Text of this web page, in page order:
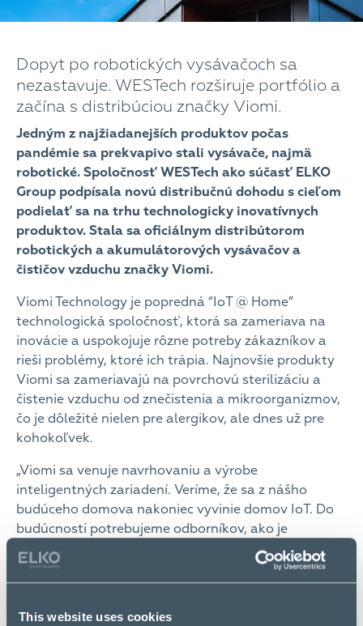
This website uses cookies
Dopyt po robotických vysávačoch sa
nezastavuje. WESTech rozširuje portfólio a
začína s distribúciou značky Viomi.
Jedným z najžiadanejších produktov počas
pandémie sa prekvapivo stali vysávače, najmä
robotické. Spoločnosť WESTech ako súčasť ELKO
Group podpísala novú distribučnú dohodu s cieľom
podielať sa na trhu technologicky inovatívnych
produktov. Stala sa oficiálnym distribútorom
robotických a akumulátorových vysávačov a
čističov vzduchu značky Viomi.
Viomi Technology je popredná “IoT @ Home”
technologická spoločnosť, ktorá sa zameriava na
inovácie a uspokojuje rôzne potreby zákazníkov a
rieši problémy, ktoré ich trápia. Najnovšie produkty
Viomi sa zameriavajú na povrchovú sterilizáciu a
čistenie vzduchu od znečistenia a mikroorganizmov,
čo je dôležité nielen pre alergikov, ale dnes už pre
kohokoľvek.
„Viomi sa venuje navrhovaniu a výrobe
inteligentných zariadení. Veríme, že sa z nášho
budúceho domova nakoniec vyvinie domov IoT. Do
budúcnosti potrebujeme odborníkov, ako je
napríklad skupina ELKO, aby priniesli zdravý a
inteligentný život na miestne trhy.“
Tommy Zhang,
GM zo zámorskej divízie Viomi
Robotické bestsellery